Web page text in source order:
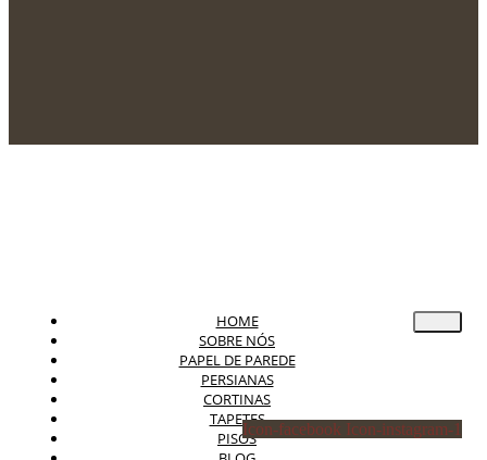
HOME
SOBRE NÓS
PAPEL DE PAREDE
PERSIANAS
CORTINAS
TAPETES
PISOSIcon-facebook Icon-instagram-1